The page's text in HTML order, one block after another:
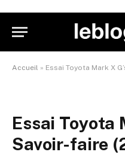
Accueil » Essai Toyota Mark X
Essai Toyota
Savoir-faire